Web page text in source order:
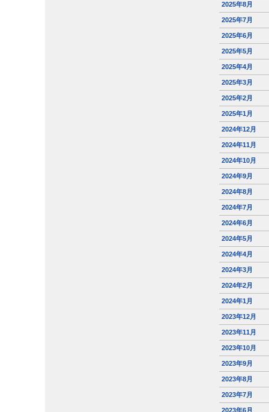
2025年8月
2025年7月
2025年6月
2025年5月
2025年4月
2025年3月
2025年2月
2025年1月
2024年12月
2024年11月
2024年10月
2024年9月
2024年8月
2024年7月
2024年6月
2024年5月
2024年4月
2024年3月
2024年2月
2024年1月
2023年12月
2023年11月
2023年10月
2023年9月
2023年8月
2023年7月
2023年6月